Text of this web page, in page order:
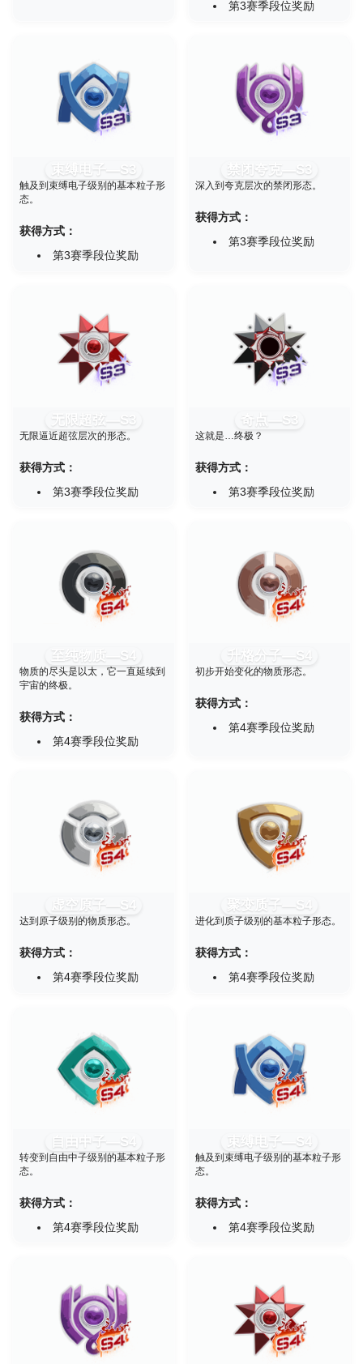
第3赛季段位奖励
束缚电子—S3
触及到束缚电子级别的基本粒子形
态。
获得方式：
第3赛季段位奖励
禁闭夸克—S3
深入到夸克层次的禁闭形态。
获得方式：
第3赛季段位奖励
无限超弦—S3
无限逼近超弦层次的形态。
获得方式：
第3赛季段位奖励
奇点—S3
这就是…终极？
获得方式：
第3赛季段位奖励
至纯物质—S4
物质的尽头是以太，它一直延续到
宇宙的终极。
获得方式：
第4赛季段位奖励
升格分子—S4
初步开始变化的物质形态。
获得方式：
第4赛季段位奖励
虚空原子—S4
达到原子级别的物质形态。
获得方式：
第4赛季段位奖励
聚变质子—S4
进化到质子级别的基本粒子形态。
获得方式：
第4赛季段位奖励
自由中子—S4
转变到自由中子级别的基本粒子形
态。
获得方式：
第4赛季段位奖励
束缚电子—S4
触及到束缚电子级别的基本粒子形
态。
获得方式：
第4赛季段位奖励